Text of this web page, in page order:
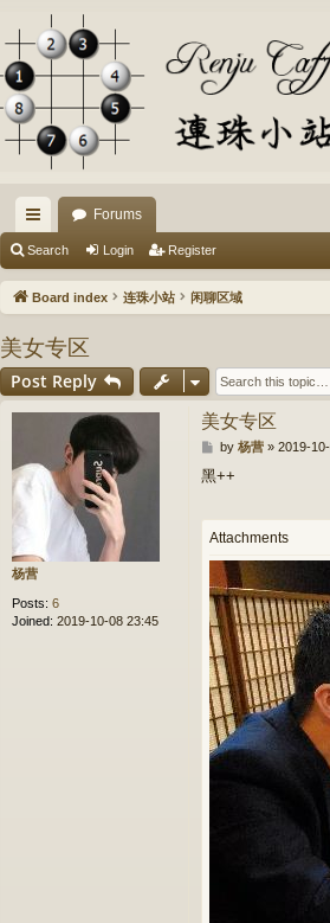
ui
ck
ks
Forums
Search Login Register
Board index 连珠小站 闲聊区域
美女专区
Post Reply
杨营
Posts: 6
Joined: 2019-10-08 23:45
美女专区
P
s
by 杨营» 2019-
黑++
Attachments